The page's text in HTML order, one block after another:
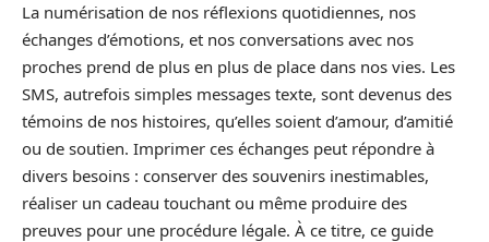
La numérisation de nos réflexions quotidiennes, nos
échanges d’émotions, et nos conversations avec nos
proches prend de plus en plus de place dans nos vies. Les
SMS, autrefois simples messages texte, sont devenus des
témoins de nos histoires, qu’elles soient d’amour, d’amitié
ou de soutien. Imprimer ces échanges peut répondre à
divers besoins : conserver des souvenirs inestimables,
réaliser un cadeau touchant ou même produire des
preuves pour une procédure légale. À ce titre, ce guide